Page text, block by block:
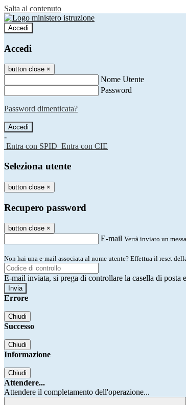
Salta al contenuto
Accedi
Accedi
button close ×
Nome Utente
Password
Password dimenticata?
-
Entra con SPID Entra con CIE
Seleziona utente
button close ×
Recupero password
button close ×
E-mail Verrà inviato un
Non hai una e-mail associata al nome utente? Effettua il reset
E-mail inviata, si prega di controllare la casella di posta
Errore
Chiudi
Successo
Chiudi
Informazione
Chiudi
Attendere...
Attendere il completamento dell'operazione...